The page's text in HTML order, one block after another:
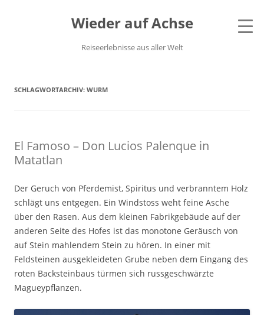
Wieder auf Achse
Reiseerlebnisse aus aller Welt
SCHLAGWORTARCHIV: WURM
El Famoso – Don Lucios Palenque in
Matatlan
Der Geruch von Pferdemist, Spiritus und verbranntem Holz
schlägt uns entgegen. Ein Windstoss weht feine Asche
über den Rasen. Aus dem kleinen Fabrikgebäude auf der
anderen Seite des Hofes ist das monotone Geräusch von
auf Stein mahlendem Stein zu hören. In einer mit
Feldsteinen ausgekleideten Grube neben dem Eingang des
roten Backsteinbaus türmen sich russgeschwärzte
Magueypflanzen.